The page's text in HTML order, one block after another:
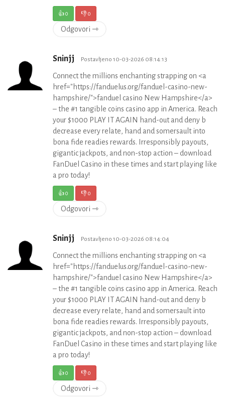
👍0 👎0
Odgovori ⇾
Sninjj Postavljeno 10-03-2026 08:14:13
Connect the millions enchanting strapping on <a
href="https://fanduelus.org/fanduel-casino-new-
hampshire/">fanduel casino New Hampshire</a>
– the #1 tangible coins casino app in America. Reach
your $1000 PLAY IT AGAIN hand-out and deny b
decrease every relate, hand and somersault into
bona fide readies rewards. Irresponsibly payouts,
gigantic jackpots, and non-stop action – download
FanDuel Casino in these times and start playing like
a pro today!
👍0 👎0
Odgovori ⇾
Sninjj Postavljeno 10-03-2026 08:14:04
Connect the millions enchanting strapping on <a
href="https://fanduelus.org/fanduel-casino-new-
hampshire/">fanduel casino New Hampshire</a>
– the #1 tangible coins casino app in America. Reach
your $1000 PLAY IT AGAIN hand-out and deny b
decrease every relate, hand and somersault into
bona fide readies rewards. Irresponsibly payouts,
gigantic jackpots, and non-stop action – download
FanDuel Casino in these times and start playing like
a pro today!
👍0 👎0
Odgovori ⇾